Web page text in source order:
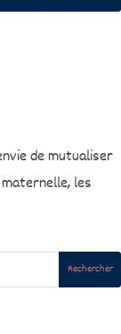
de mutualiser
les